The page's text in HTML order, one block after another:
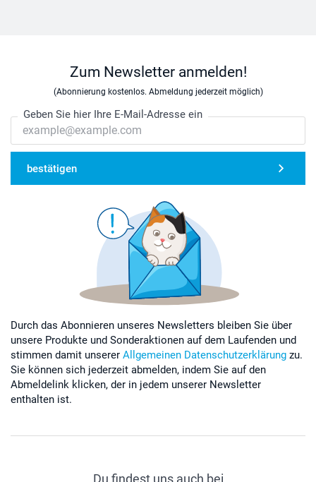
Zum Newsletter anmelden!
(Abonnierung kostenlos. Abmeldung jederzeit möglich)
Geben Sie hier Ihre E-Mail-Adresse ein
bestätigen
Durch das Abonnieren unseres Newsletters bleiben Sie über
unsere Produkte und Sonderaktionen auf dem Laufenden und
stimmen damit unserer Allgemeinen Datenschutzerklärung zu.
Sie können sich jederzeit abmelden, indem Sie auf den
Abmeldelink klicken, der in jedem unserer Newsletter
enthalten ist.